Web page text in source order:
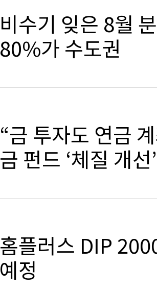
비수기 잊은 8월
80%가 수도권
“금 투자도 연금
금 펀드 ‘체질 개선’
홈플러스 DIP
예정